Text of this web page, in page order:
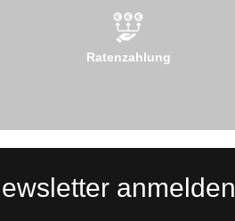
Ratenzahlung
anmelden